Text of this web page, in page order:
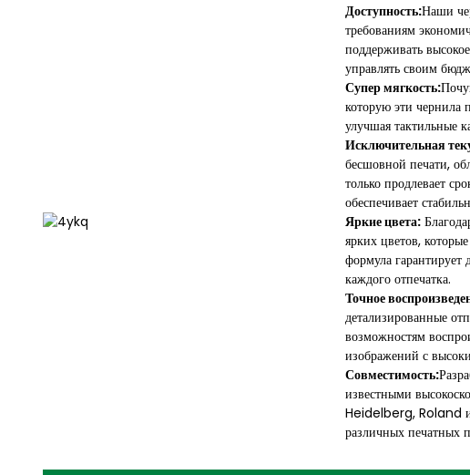
Доступность:Наши
требованиям
поддерживать
управлять своим
Супер мягкость:
которую эти
улучшая тактильные
Исключительная
бесшовной печати,
только продлевает
обеспечивает
Яркие цвета:
ярких цветов,
формула гарантирует
каждого отпечатка.
Точное
детализированные
возможностям
изображений с
Совместимость:
известными
Heidelberg, Roland и
различных печатных